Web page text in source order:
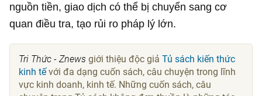
nguồn tiền, giao dịch có thể bị chuyển sang cơ
quan điều tra, tạo rủi ro pháp lý lớn.
Tri Thức - Znews giới thiệu độc giảTủ sách kiến thức
kinh tếvới đa dạng cuốn sách, câu chuyện trong lĩnh
vực kinh doanh, kinh tế. Những cuốn sách, câu